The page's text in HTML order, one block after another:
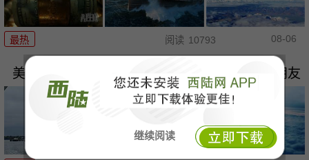
继续阅读
最热 阅读 10793 08-06
美国对巴西下死手，卢拉让世界看清谁才是真朋友